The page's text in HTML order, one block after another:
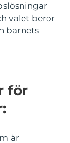
valet beror
barnets
för
är